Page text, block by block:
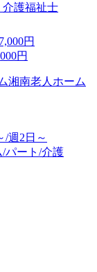
護福祉士
円
円
湘南老人ホーム